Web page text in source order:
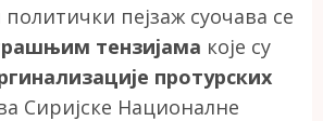
пејзаж суочава се
тензијама које су
протурских
Сиријске Националне